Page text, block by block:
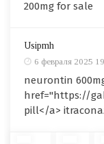
200mg for sale
Usipmh
6 февраля 2025
neurontin
href="https://
pill</a>